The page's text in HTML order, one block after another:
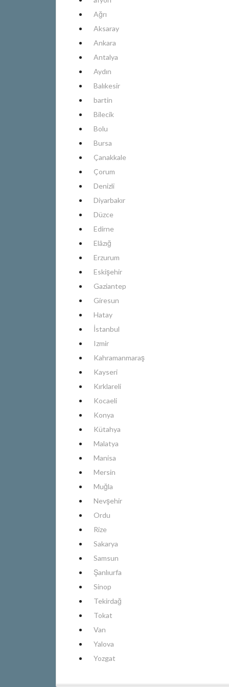
Ağrı
Aksaray
Ankara
Antalya
Aydın
Balıkesir
bartin
Bilecik
Bolu
Bursa
Çanakkale
Çorum
Denizli
Diyarbakır
Düzce
Edirne
Elâzığ
Erzurum
Eskişehir
Gaziantep
Giresun
Hatay
İstanbul
Izmir
Kahramanmaraş
Kayseri
Kırklareli
Kocaeli
Konya
Kütahya
Malatya
Manisa
Mersin
Muğla
Nevşehir
Ordu
Rize
Sakarya
Samsun
Şanlıurfa
Sinop
Tekirdağ
Tokat
Van
Yalova
Yozgat